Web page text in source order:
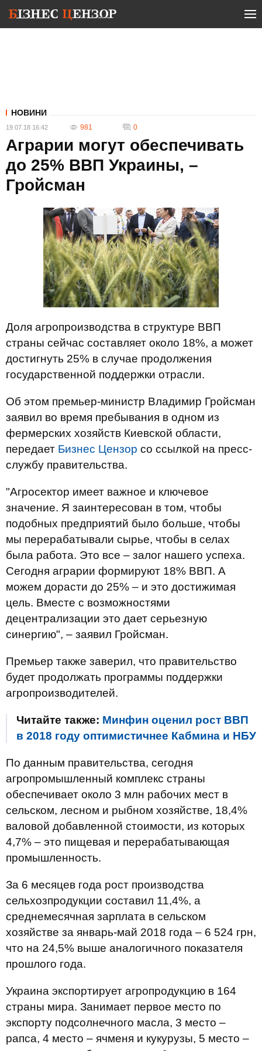
НОВИНИ
19.07.18 16:42 981 0
Аграрии могут обеспечивать
до 25% ВВП Украины, –
Гройсман
Доля агропроизводства в структуре ВВП
страны сейчас составляет около 18%, а может
достигнуть 25% в случае продолжения
государственной поддержки отрасли.
Об этом премьер-министр Владимир Гройсман
заявил во время пребывания в одном из
фермерских хозяйств Киевской области,
передает Бизнес Цензор со ссылкой на пресс-
службу правительства.
"Агросектор имеет важное и ключевое
значение. Я заинтересован в том, чтобы
подобных предприятий было больше, чтобы
мы перерабатывали сырье, чтобы в селах
была работа. Это все – залог нашего успеха.
Сегодня аграрии формируют 18% ВВП. А
можем дорасти до 25% – и это достижимая
цель. Вместе с возможностями
децентрализации это дает серьезную
синергию", – заявил Гройсман.
Премьер также заверил, что правительство
будет продолжать программы поддержки
агропроизводителей.
Читайте также: Минфин оценил рост ВВП
в 2018 году оптимистичнее Кабмина и НБУ
По данным правительства, сегодня
агропромышленный комплекс страны
обеспечивает около 3 млн рабочих мест в
сельском, лесном и рыбном хозяйстве, 18,4%
валовой добавленной стоимости, из которых
4,7% – это пищевая и перерабатывающая
промышленность.
За 6 месяцев года рост производства
сельхозпродукции составил 11,4%, а
среднемесячная зарплата в сельском
хозяйстве за январь-май 2018 года – 6 524 грн,
что на 24,5% выше аналогичного показателя
прошлого года.
Украина экспортирует агропродукцию в 164
страны мира. Занимает первое место по
экспорту подсолнечного масла, 3 место –
рапса, 4 место – ячменя и кукурузы, 5 место –